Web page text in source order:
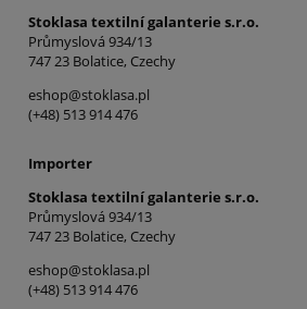
Stoklasa textilní galanterie s.r.o.
Průmyslová 934/13
747 23 Bolatice, Czechy
eshop@stoklasa.pl
(+48) 513 914 476
Importer
Stoklasa textilní galanterie s.r.o.
Průmyslová 934/13
747 23 Bolatice, Czechy
eshop@stoklasa.pl
(+48) 513 914 476